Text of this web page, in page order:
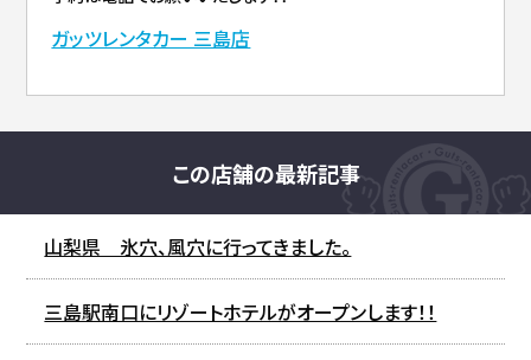
ガッツレンタカー 三島店
この店舗の最新記事
山梨県 氷穴、風穴に行ってきました。
三島駅南口にリゾートホテルがオープンします！！